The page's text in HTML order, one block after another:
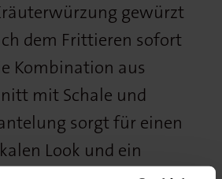
gewürzt
dem Frittieren sofort
Kombination aus
mit Schale und
sorgt für einen
Look und ein